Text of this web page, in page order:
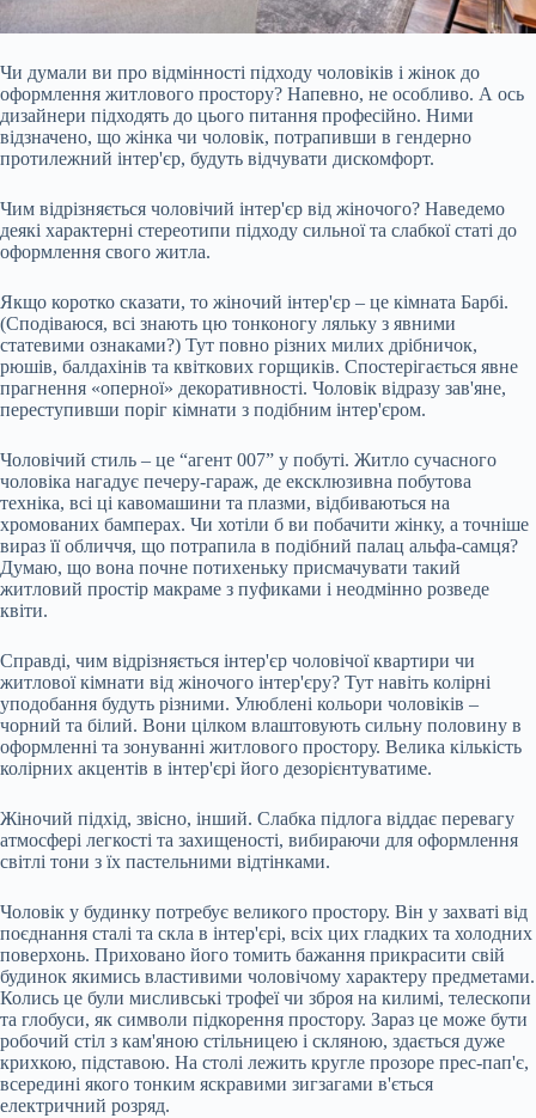
Чи думали ви про відмінності підходу чоловіків і жінок до
оформлення житлового простору? Напевно, не особливо. А ось
дизайнери підходять до цього питання професійно. Ними
відзначено, що жінка чи чоловік, потрапивши в гендерно
протилежний інтер'єр, будуть відчувати дискомфорт.
Чим відрізняється чоловічий інтер'єр від жіночого? Наведемо
деякі характерні стереотипи підходу сильної та слабкої статі до
оформлення свого житла.
Якщо коротко сказати, то жіночий інтер'єр – це кімната Барбі.
(Сподіваюся, всі знають цю тонконогу ляльку з явними
статевими ознаками?) Тут повно різних милих дрібничок,
рюшів, балдахінів та квіткових горщиків. Спостерігається явне
прагнення «оперної» декоративності. Чоловік відразу зав'яне,
переступивши поріг кімнати з подібним інтер'єром.
Чоловічий стиль – це “агент 007” у побуті. Житло сучасного
чоловіка нагадує печеру-гараж, де ексклюзивна побутова
техніка, всі ці кавомашини та плазми, відбиваються на
хромованих бамперах. Чи хотіли б ви побачити жінку, а точніше
вираз її обличчя, що потрапила в подібний палац альфа-самця?
Думаю, що вона почне потихеньку присмачувати такий
житловий простір макраме з пуфиками і неодмінно розведе
квіти.
Справді, чим відрізняється інтер'єр чоловічої квартири чи
житлової кімнати від жіночого інтер'єру? Тут навіть колірні
уподобання будуть різними. Улюблені кольори чоловіків –
чорний та білий. Вони цілком влаштовують сильну половину в
оформленні та зонуванні житлового простору. Велика кількість
колірних акцентів в інтер'єрі його дезорієнтуватиме.
Жіночий підхід, звісно, інший. Слабка підлога віддає перевагу
атмосфері легкості та захищеності, вибираючи для оформлення
світлі тони з їх пастельними відтінками.
Чоловік у будинку потребує великого простору. Він у захваті від
поєднання сталі та скла в інтер'єрі, всіх цих гладких та холодних
поверхонь. Приховано його томить бажання прикрасити свій
будинок якимись властивими чоловічому характеру предметами.
Колись це були мисливські трофеї чи зброя на килимі, телескопи
та глобуси, як символи підкорення простору. Зараз це може бути
робочий стіл з кам'яною стільницею і скляною, здається дуже
крихкою, підставою. На столі лежить кругле прозоре прес-пап'є,
всередині якого тонким яскравими зигзагами в'ється
електричний розряд.